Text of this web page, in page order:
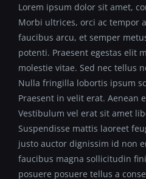
Lorem ipsum dolor sit amet,
Morbi ultrices, orci ac tempor
faucibus arcu, et semper
potenti. Praesent egestas elit
molestie vitae. Sed nec tellus
Nulla fringilla lobortis ipsum
Praesent in velit erat. Aenean
Vestibulum vel erat sit amet
Suspendisse mattis laoreet
justo auctor dignissim id non
faucibus magna sollicitudin
posuere posuere tellus a